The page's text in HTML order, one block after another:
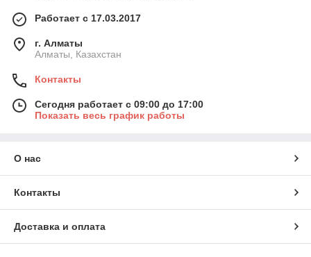
Работает с 17.03.2017
г. Алматы
Алматы, Казахстан
Контакты
Сегодня работает с 09:00 до 17:00
Показать весь график работы
О нас
Контакты
Доставка и оплата